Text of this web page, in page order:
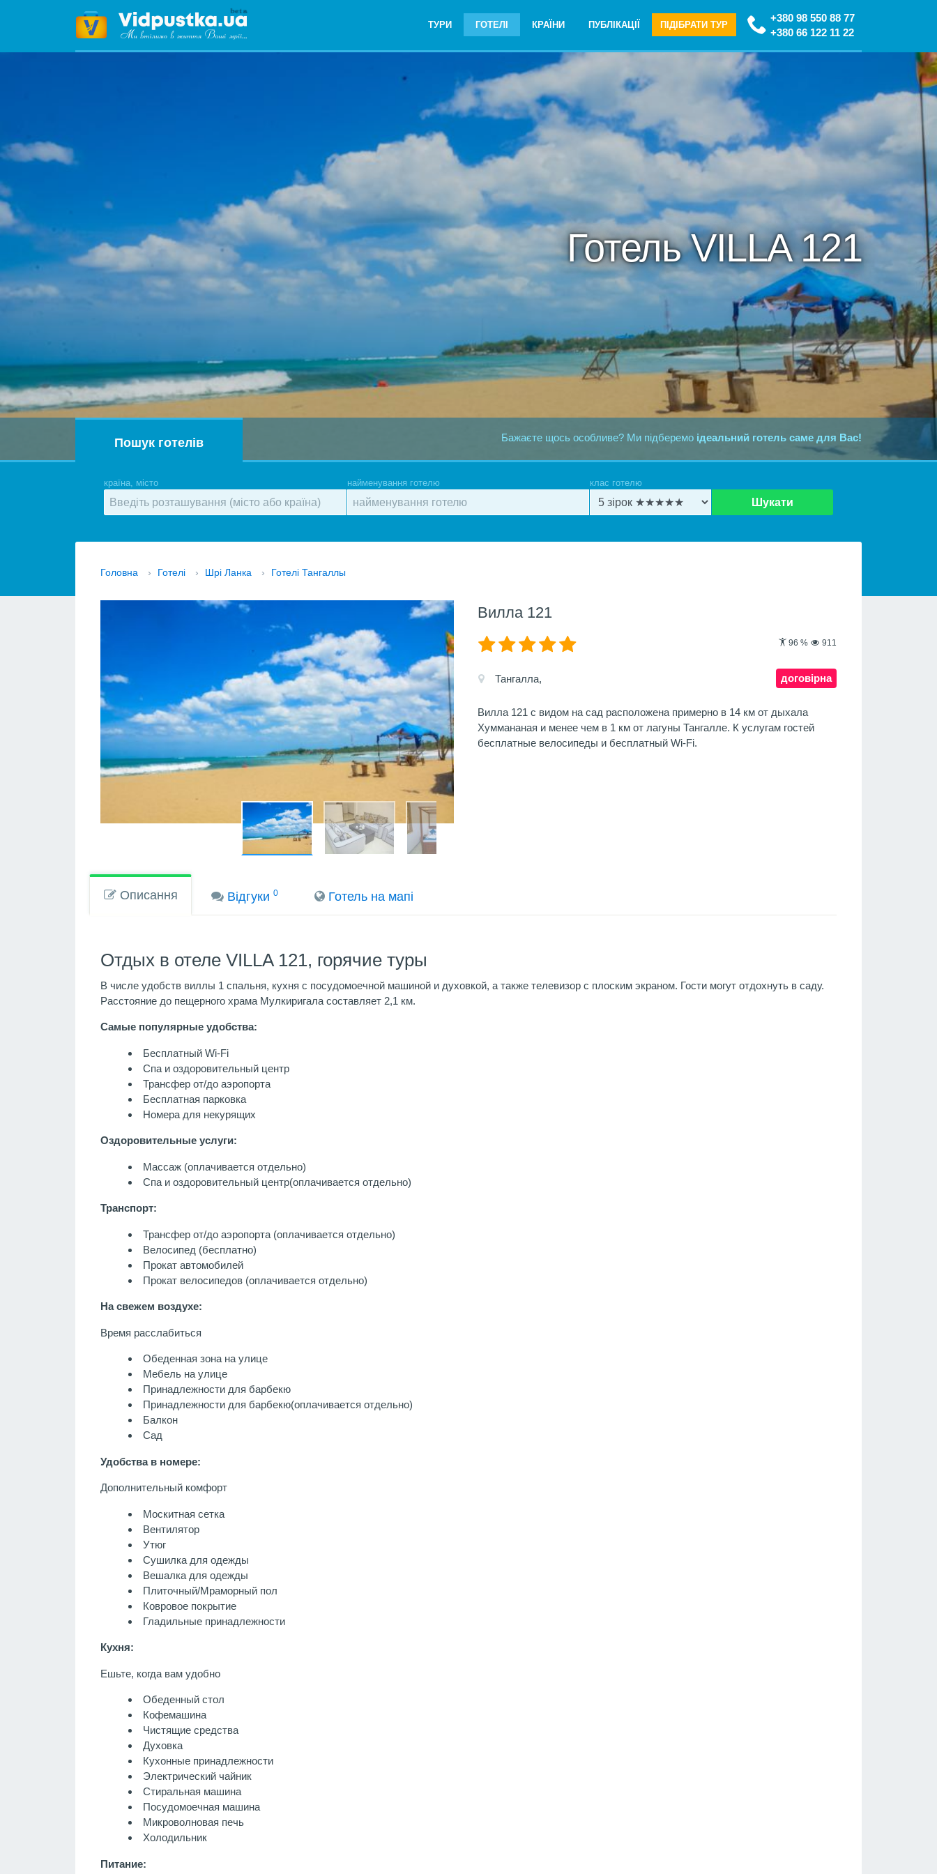
+380 98 550 88 77
+380 66 122 11 22
ТУРИ ГОТЕЛІ КРАЇНИ ПУБЛІКАЦІЇ ПІДІБРАТИ ТУР
Готель VILLA 121
Бажаєте щось особливе? Ми підберемо ідеальний готель саме для Вас!
Пошук готелів
країна, місто найменування готелю клас готелю
Шукати
Головна › Готелі › Шрі Ланка › Готелі Тангаллы
Вилла 121
96 % 911
договірна
Тангалла,
Вилла 121 с видом на сад расположена примерно в 14 км от дыхала
Хуммананая и менее чем в 1 км от лагуны Тангалле. К услугам гостей
бесплатные велосипеды и бесплатный Wi-Fi.
Описання Вiдгуки0 Готель на мапi
Отдых в отеле VILLA 121, горячие туры
В числе удобств виллы 1 спальня, кухня с посудомоечной машиной и духовкой, а также телевизор с плоским экраном. Гости могут отдохнуть в саду.
Расстояние до пещерного храма Мулкиригала составляет 2,1 км.
Самые популярные удобства:
Бесплатный Wi-Fi
Спа и оздоровительный центр
Трансфер от/до аэропорта
Бесплатная парковка
Номера для некурящих
Оздоровительные услуги:
Массаж (оплачивается отдельно)
Спа и оздоровительный центр(оплачивается отдельно)
Транспорт:
Трансфер от/до аэропорта (оплачивается отдельно)
Велосипед (бесплатно)
Прокат автомобилей
Прокат велосипедов (оплачивается отдельно)
На свежем воздухе:
Время расслабиться
Обеденная зона на улице
Мебель на улице
Принадлежности для барбекю
Принадлежности для барбекю(оплачивается отдельно)
Балкон
Сад
Удобства в номере:
Дополнительный комфорт
Москитная сетка
Вентилятор
Утюг
Сушилка для одежды
Вешалка для одежды
Плиточный/Мраморный пол
Ковровое покрытие
Гладильные принадлежности
Кухня:
Ешьте, когда вам удобно
Обеденный стол
Кофемашина
Чистящие средства
Духовка
Кухонные принадлежности
Электрический чайник
Стиральная машина
Посудомоечная машина
Микроволновая печь
Холодильник
Питание: